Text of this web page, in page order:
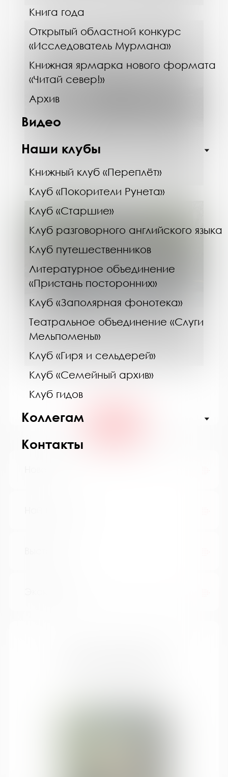
Книга года
Открытый областной конкурс
«Исследователь Мурмана»
Книжная ярмарка нового формата
«Читай север!»
Архив
Видео
Наши клубы
Книжный клуб «Переплёт»
Клуб «Покорители Рунета»
Клуб «Старшие»
Клуб разговорного английского языка
Клуб путешественников
Литературное объединение
«Пристань посторонних»
Клуб «Заполярная фонотека»
Театральное объединение «Слуги
Мельпомены»
Клуб «Гиря и сельдерей»
Клуб «Семейный архив»
Клуб гидов
Коллегам
Контакты
08.08.26
Лекция «Командиры флотилии
Северного Ледовитого океана»
08.08.26
Литературная прогулка «Мурманск.
Литературные истории»